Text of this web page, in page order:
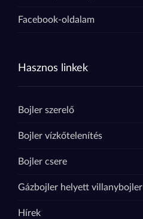
Facebook-oldalam
Hasznos linkek
Bojler szerelő
Bojler vízkőtelenítés
Bojler csere
Gázbojler helyett villanybojler
Hírek